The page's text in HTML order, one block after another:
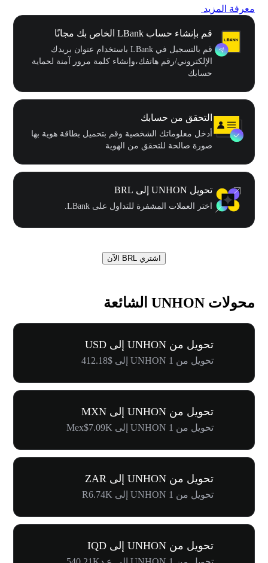
معرفة المزيد
قم بإنشاء حساب LBank الخاص بك مجانًا
قم بالتسجيل في LBank باستخدام عنوان بريدك
الإلكتروني/رقم هاتفك،وإنشاء كلمة مرور آمنة لحماية
حسابك
التحقق من حسابك
أدخل معلوماتك الشخصية وقم بتحميل بطاقة هوية بها
صورة صالحة للتحقق من الهوية
تحويل UNHON إلى BRL
اختر العملات المشفرة للتداول على LBank.
اشتري BRL الآن
محولات UNHON الشائعة
تحويل من UNHON إلى USD
تحويل من 1 UNHON إلى $412.18
تحويل من UNHON إلى MXN
تحويل من 1 UNHON إلى Mex$7.09K
تحويل من UNHON إلى ZAR
تحويل من 1 UNHON إلى R6.74K
تحويل من UNHON إلى IQD